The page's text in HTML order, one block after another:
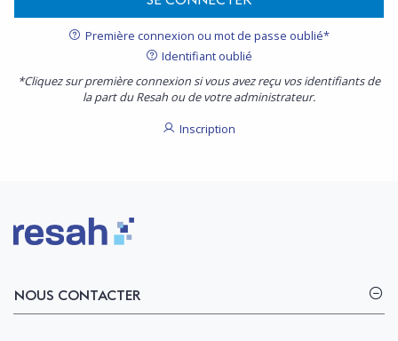
Première connexion ou mot de passe oublié*
Identifiant oublié
*Cliquez sur première connexion si vous avez reçu vos identifiants de
la part du Resah ou de votre administrateur.
Inscription
Logo Resah
NOUS CONTACTER